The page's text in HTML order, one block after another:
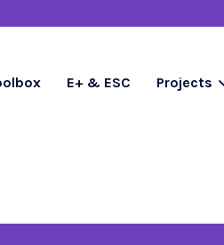
E+ & ESC Projects